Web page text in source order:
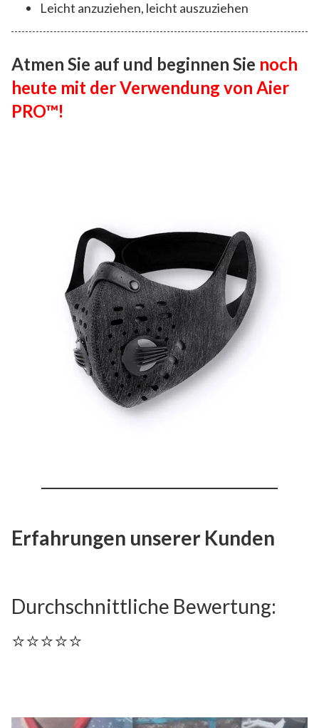
Leicht anzuziehen, leicht auszuziehen
Atmen Sie auf und beginnen Sie noch
heute mit der Verwendung von Aier
PRO™!
Erfahrungen unserer Kunden
Durchschnittliche Bewertung:
⭐⭐⭐⭐⭐